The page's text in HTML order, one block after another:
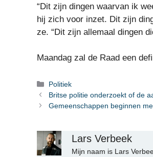
“Dit zijn dingen waarvan ik
hij zich voor inzet. Dit zijn
ze. “Dit zijn allemaal dingen
Maandag zal de Raad een
Categorieën
Politiek
Britse politie onderzoekt of de
Gemeenschappen beginnen
Lars Verbeek
Mijn naam is Lars